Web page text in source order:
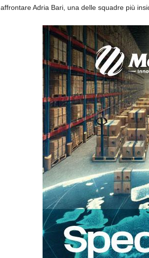
affrontare Adria Bari, una delle squadre più